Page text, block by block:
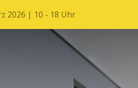
2026 | 10 - 18 Uhr